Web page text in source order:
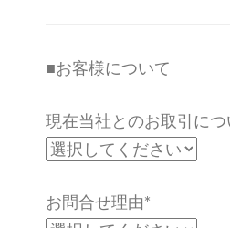
■お客様について
現在当社とのお取引に
お問合せ理由*